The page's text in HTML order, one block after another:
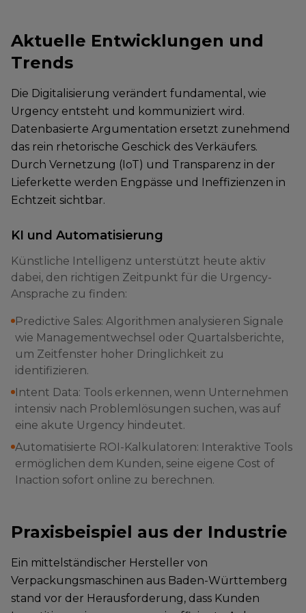
Aktuelle Entwicklungen und
Trends
Die Digitalisierung verändert fundamental, wie
Urgency entsteht und kommuniziert wird.
Datenbasierte Argumentation ersetzt zunehmend
das rein rhetorische Geschick des Verkäufers.
Durch Vernetzung (IoT) und Transparenz in der
Lieferkette werden Engpässe und Ineffizienzen in
Echtzeit sichtbar.
KI und Automatisierung
Künstliche Intelligenz unterstützt heute aktiv
dabei, den richtigen Zeitpunkt für die Urgency-
Ansprache zu finden:
Predictive Sales: Algorithmen analysieren Signale
wie Managementwechsel oder Quartalsberichte,
um Zeitfenster hoher Dringlichkeit zu
identifizieren.
Intent Data: Tools erkennen, wenn Unternehmen
intensiv nach Problemlösungen suchen, was auf
eine akute Urgency hindeutet.
Automatisierte ROI-Kalkulatoren: Interaktive Tools
ermöglichen dem Kunden, seine eigene Cost of
Inaction sofort online zu berechnen.
Praxisbeispiel aus der Industrie
Ein mittelständischer Hersteller von
Verpackungsmaschinen aus Baden-Württemberg
stand vor der Herausforderung, dass Kunden